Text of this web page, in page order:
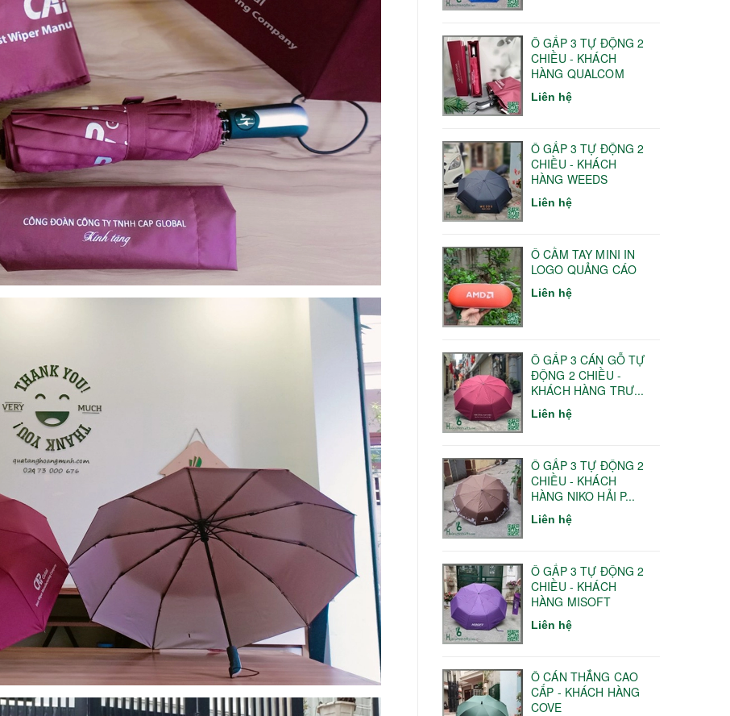
Ô GẤP 3 TỰ ĐỘNG 2
CHIỀU - KHÁCH
HÀNG QUALCOM
Liên hệ
Ô GẤP 3 TỰ ĐỘNG 2
CHIỀU - KHÁCH
HÀNG WEEDS
Liên hệ
Ô CẦM TAY MINI IN
LOGO QUẢNG CÁO
Liên hệ
Ô GẤP 3 CÁN GỖ TỰ
ĐỘNG 2 CHIỀU -
KHÁCH HÀNG TRƯ...
Liên hệ
Ô GẤP 3 TỰ ĐỘNG 2
CHIỀU - KHÁCH
HÀNG NIKO HẢI P...
Liên hệ
Ô GẤP 3 TỰ ĐỘNG 2
CHIỀU - KHÁCH
HÀNG MISOFT
Liên hệ
Ô CÁN THẲNG CAO
CẤP - KHÁCH HÀNG
COVE